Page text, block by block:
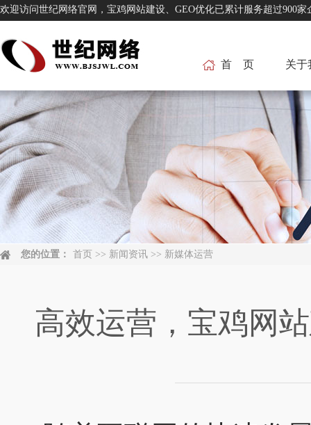
欢迎访问世纪网络官网，宝鸡网站建设、GEO优化已累计服务超
首 页 关于
您的位置： 首页 >> 新闻资讯 >> 新媒体运营
高效运营，宝鸡网